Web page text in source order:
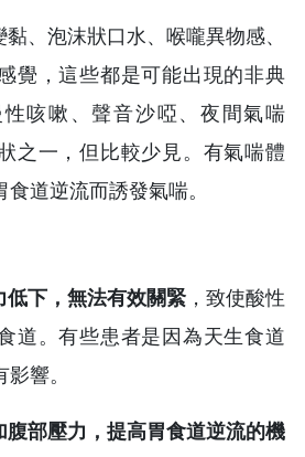
黏、泡沫狀口水、喉嚨異物感、
覺，這些都是可能出現的非典
咳嗽、聲音沙啞、夜間氣喘
之一，但比較少見。有氣喘體
道逆流而誘發氣喘。
低下，無法有效關緊 ，致使酸性
道。有些患者是因為天生食道
影響。
腹部壓力，提高胃食道逆流的機